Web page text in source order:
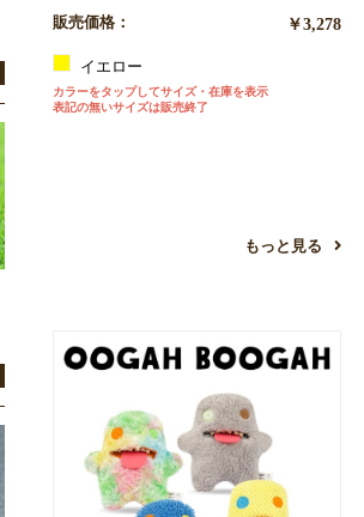
販売価格： ￥3,278
イエロー
カラーをタップしてサイズ・在庫を表示
表記の無いサイズは販売終了
もっと見る